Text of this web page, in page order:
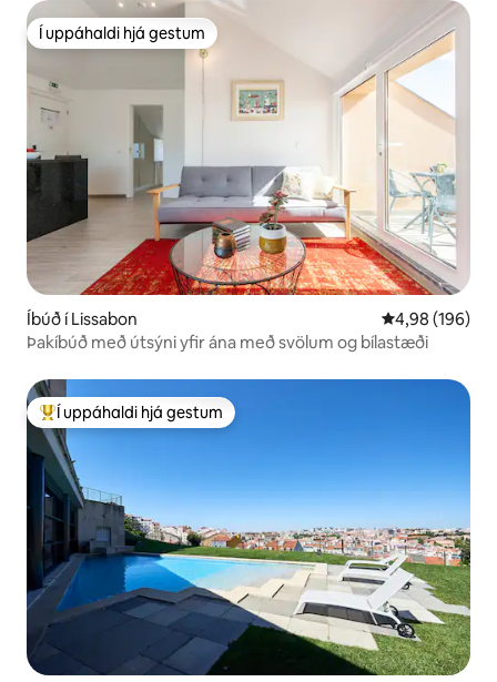
Í uppáhaldi hjá gestum
Í uppáhaldi hjá gestum
Íbúð í Lissabon 4,98 af 5 í
4,98 (196)
Þakíbúð með útsýni yfir ána með svölum og bílastæði
Í mestu uppáhaldi hjá gestum
Í uppáhaldi hjá gestum